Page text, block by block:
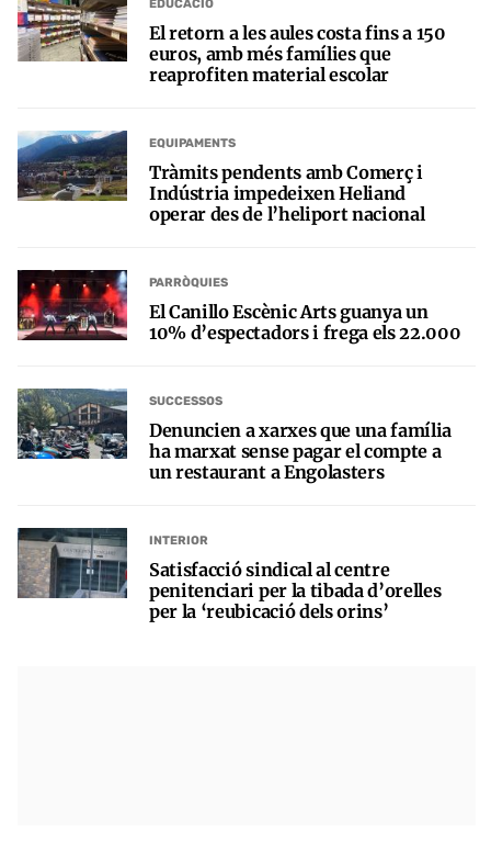
EDUCACIÓ
El retorn a les aules costa fins a 150
euros, amb més famílies que
reaprofiten material escolar
EQUIPAMENTS
Tràmits pendents amb Comerç i
Indústria impedeixen Heliand
operar des de l’heliport nacional
PARRÒQUIES
El Canillo Escènic Arts guanya un
10% d’espectadors i frega els 22.000
SUCCESSOS
Denuncien a xarxes que una família
ha marxat sense pagar el compte a
un restaurant a Engolasters
INTERIOR
Satisfacció sindical al centre
penitenciari per la tibada d’orelles
per la ‘reubicació dels orins’